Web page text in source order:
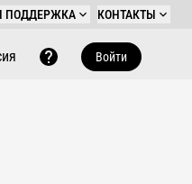
ПОДДЕРЖКА КОНТАКТЫ
Войти